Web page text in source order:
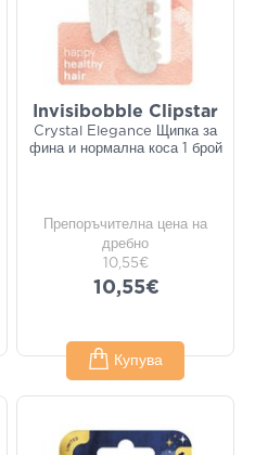
Invisibobble Clipstar
Crystal Elegance Щипка за
фина и нормална коса 1 брой
Препоръчителна цена на
дребно
10,55€
10,55€
Купува